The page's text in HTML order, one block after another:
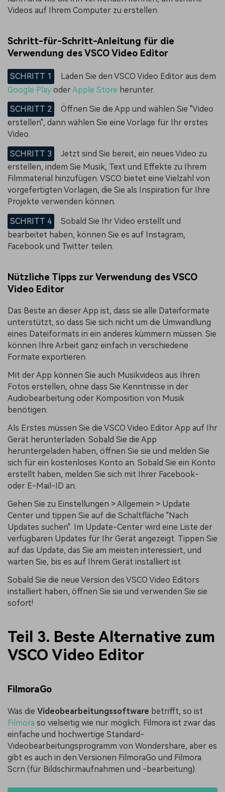
Videos auf Ihrem Computer zu erstellen.
Schritt-für-Schritt-Anleitung für die
Verwendung des VSCO Video Editor
SCHRITT 1
Laden Sie den VSCO Video Editor aus dem
Google Play oderApple Store herunter.
SCHRITT 2
Öffnen Sie die App und wählen Sie "Video
erstellen", dann wählen Sie eine Vorlage für Ihr erstes
Video.
SCHRITT 3
Jetzt sind Sie bereit, ein neues Video zu
erstellen, indem Sie Musik, Text und Effekte zu Ihrem
Filmmaterial hinzufügen. VSCO bietet eine Vielzahl von
vorgefertigten Vorlagen, die Sie als Inspiration für Ihre
Projekte verwenden können.
SCHRITT 4
Sobald Sie Ihr Video erstellt und
bearbeitet haben, können Sie es auf Instagram,
Facebook und Twitter teilen.
Nützliche Tipps zur Verwendung des VSCO
Video Editor
Das Beste an dieser App ist, dass sie alle Dateiformate
unterstützt, so dass Sie sich nicht um die Umwandlung
eines Dateiformats in ein anderes kümmern müssen. Sie
können Ihre Arbeit ganz einfach in verschiedene
Formate exportieren.
Mit der App können Sie auch Musikvideos aus Ihren
Fotos erstellen, ohne dass Sie Kenntnisse in der
Audiobearbeitung oder Komposition von Musik
benötigen.
Als Erstes müssen Sie die VSCO Video Editor App auf Ihr
Gerät herunterladen. Sobald Sie die App
heruntergeladen haben, öffnen Sie sie und melden Sie
sich für ein kostenloses Konto an. Sobald Sie ein Konto
erstellt haben, melden Sie sich mit Ihrer Facebook-
oder E-Mail-ID an.
Gehen Sie zu Einstellungen > Allgemein > Update
Center und tippen Sie auf die Schaltfläche "Nach
Updates suchen". Im Update-Center wird eine Liste der
verfügbaren Updates für Ihr Gerät angezeigt. Tippen Sie
auf das Update, das Sie am meisten interessiert, und
warten Sie, bis es auf Ihrem Gerät installiert ist.
Sobald Sie die neue Version des VSCO Video Editors
installiert haben, öffnen Sie sie und verwenden Sie sie
sofort!
Teil 3. Beste Alternative zum
VSCO Video Editor
FilmoraGo
Was die Videobearbeitungssoftware betrifft, so ist
Filmora so vielseitig wie nur möglich. Filmora ist zwar das
einfache und hochwertige Standard-
Videobearbeitungsprogramm von Wondershare, aber es
gibt es auch in den Versionen FilmoraGo und Filmora
Scrn (für Bildschirmaufnahmen und -bearbeitung).